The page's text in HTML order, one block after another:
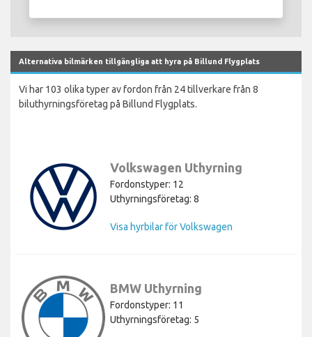
Alternativa bilmärken tillgängliga att hyra på Billund Flygplats
Vi har 103 olika typer av fordon från 24 tillverkare från 8
biluthyrningsföretag på Billund Flygplats.
Volkswagen Uthyrning
Fordonstyper: 12
Uthyrningsföretag: 8
Visa hyrbilar för Volkswagen
BMW Uthyrning
Fordonstyper: 11
Uthyrningsföretag: 5